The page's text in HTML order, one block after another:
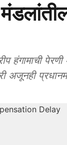
पेरणी
अजूनही